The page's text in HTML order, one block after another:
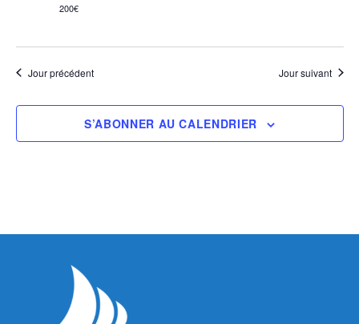
200€
Jour précédent Jour suivant
S’ABONNER AU CALENDRIER